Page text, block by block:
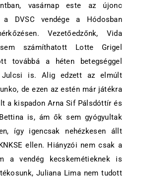
vasárnap este az újonc
DVSC vendége a Hódosban
Vezetőedzőnk, Vida
számíthatott Lotte Grigel
továbbá a héten betegséggel
Julcsi is. Alig edzett az elmúlt
de ezen az estén már játékra
a kispadon Arna Sif Pálsdóttír és
is, ám ők sem gyógyultak
így igencsak nehézkesen állt
ellen. Hiányzói nem csak a
a vendég kecskemétieknek is
Juliana Lima nem tudott